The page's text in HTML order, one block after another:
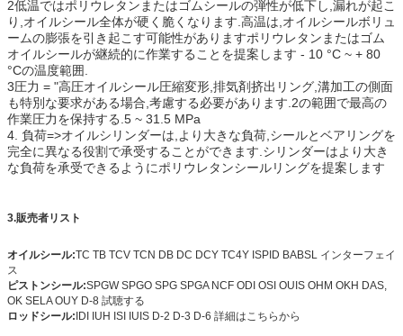
2低温ではポリウレタンまたはゴムシールの弾性が低下し,漏れが起こ
り,オイルシール全体が硬く脆くなります.高温は,オイルシールボリュ
ームの膨張を引き起こす可能性がありますポリウレタンまたはゴム
オイルシールが継続的に作業することを提案します - 10 °C ~ + 80
°Cの温度範囲.
3圧力 = "高圧オイルシール圧縮変形,排気剤挤出リング,溝加工の側面
も特別な要求がある場合,考慮する必要があります.2の範囲で最高の
作業圧力を保持する.5 ~ 31.5 MPa
4. 負荷=>オイルシリンダーは,より大きな負荷,シールとベアリングを
完全に異なる役割で承受することができます.シリンダーはより大き
な負荷を承受できるようにポリウレタンシールリングを提案します
3.販売者リスト
オイルシール:TC TB TCV TCN DB DC DCY TC4Y ISPID BABSL インターフェイ
ス
ピストンシール:SPGW SPGO SPG SPGA NCF ODI OSI OUIS OHM OKH DAS,
OK SELA OUY D-8 試聴する
ロッドシール:IDI IUH ISI IUIS D-2 D-3 D-6 詳細はこちらから